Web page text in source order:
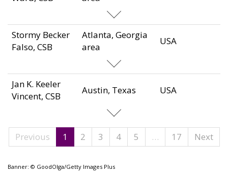
Stormy Becker
Falso, CSB
Atlanta, Georgia
area
USA
Jan K. Keeler
Vincent, CSB
Austin, Texas USA
Previous 1 2 3 4 5 … 17 Next
Banner: © GoodOlga/Getty Images Plus